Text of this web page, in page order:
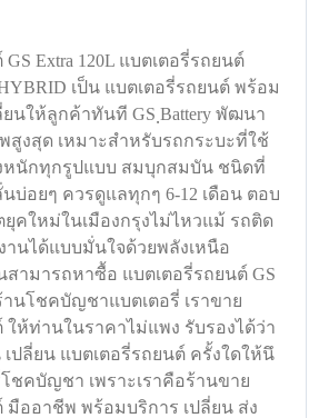
Extra 120L แบตเตอรี่รถยนต์
เป็น แบตเตอรี่รถยนต์ พร้อม
นให้ลูกค้าทันที GS ฺBattery พัฒนา
สูงสุด เหมาะสำหรับรถกระบะที่ใช้
หนักทุกรูปแบบ สมบุกสมบัน ชนิดที่
บ่อยๆ ควรดูแลทุกๆ 6-12 เดือน ตอบ
คใหม่ในเมืองกรุงไม่ไหวแม้ รถติด
านได้แบบมั่นใจด้วยพลังเหนือ
ามารถหาซื้อ แบตเตอรี่รถยนต์ GS
านโชคบัญชาแบตเตอรี่ เราขาย
ให้ท่านในราคาไม่แพง รับรองได้ว่า
ปลี่ยน แบตเตอรี่รถยนต์ ครั้งใดให้นึ
ชคบัญชา เพราะเราคือร้านขาย
มืออาชีพ พร้อมบริการ เปลี่ยน ส่ง